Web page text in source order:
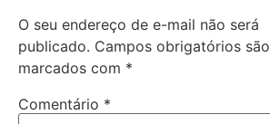
O seu endereço de e-mail não será
publicado. Campos obrigatórios são
marcados com *
Comentário *